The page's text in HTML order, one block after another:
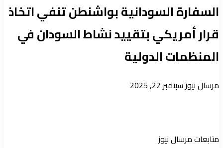
السفارة السودانية بواشنطن تنفي اتخاذ
قرار أمريكي بتقييد نشاط السودان في
المنظمات الدولية
مرسال نيوزأرسل
سبتمبر 22, 2025
متابعات مرسال نيوز